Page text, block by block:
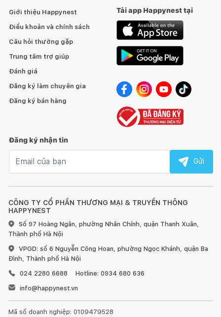
CÔNG TY CỔ PHẦN THƯƠNG MẠI & TRUYỀN THÔNG
HAPPYNEST
Số 97 Hoàng Ngân, phường Nhân Chính, quận Thanh Xuân,
Thành phố Hà Nội
VPGD: số 6 Nguyễn Công Hoan, phường Ngọc Khánh, quận Ba
Đình, Thành phố Hà Nội
024 2280 6688
Hotline: 0934 680 636
info@happynest.vn
Mã số doanh nghiệp: 0109479528
Giới thiệu Happynest
Điều khoản và chính sách
Câu hỏi thường gặp
Trung tâm trợ giúp
Đánh giá
Đăng ký làm chuyên gia
Đăng ký bán hàng
Tải app Happynest tại
Đăng ký nhận tin
Gửi